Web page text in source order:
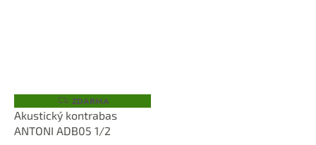
Z
D
A
R
ZDARMA
Akustický kontrabas
ANTONI ADB05 1/2